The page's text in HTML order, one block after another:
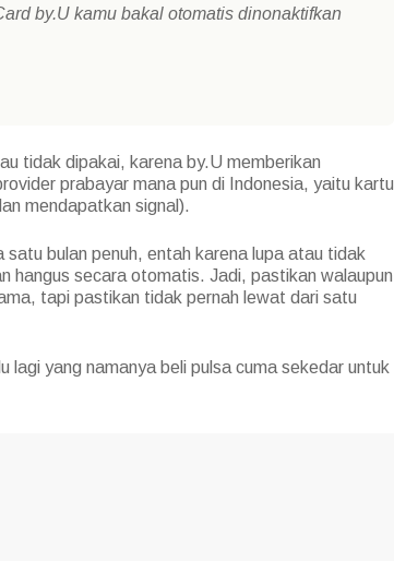
by.U kamu bakal otomatis dinonaktifkan
tidak dipakai, karena by.U memberikan
prabayar mana pun di Indonesia, yaitu kartu
mendapatkan signal).
bulan penuh, entah karena lupa atau tidak
hangus secara otomatis. Jadi, pastikan walaupun
tapi pastikan tidak pernah lewat dari satu
lagi yang namanya beli pulsa cuma sekedar untuk